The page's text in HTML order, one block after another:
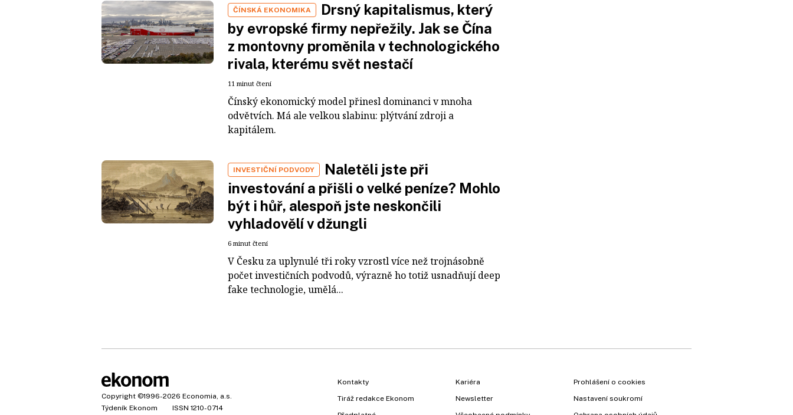
ČÍNSKÁ EKONOMIKA
Drsný kapitalismus, který
by evropské firmy nepřežily. Jak se Čína
z montovny proměnila v technologického
rivala, kterému svět nestačí
11 minut čtení
Čínský ekonomický model přinesl dominanci v mnoha
odvětvích. Má ale velkou slabinu: plýtvání zdroji a
kapitálem.
INVESTIČNÍ PODVODY
Naletěli jste při
investování a přišli o velké peníze? Mohlo
být i hůř, alespoň jste neskončili
vyhladovělí v džungli
6 minut čtení
V Česku za uplynulé tři roky vzrostl více než trojnásobně
počet investičních podvodů, výrazně ho totiž usnadňují deep
fake technologie, umělá...
Copyright ©1996-2026 Economia, a.s.
Týdeník Ekonom
ISSN 1210-0714
Kontakty
Tiráž redakce Ekonom
Kariéra
Newsletter
Prohlášení o cookies
Nastavení soukromí